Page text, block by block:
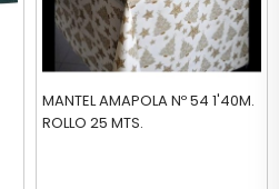
MANTEL AMAPOLA Nº 54 1'40M.
ROLLO 25 MTS.